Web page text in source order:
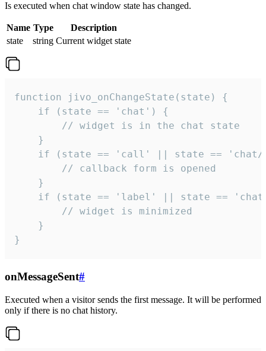
Is executed when chat window state has changed.
Name Type
Description
state
string Current widget state
function jivo_onChangeState(state) {
    if (state == 'chat') {
        // widget is in the chat state
    }
if (state == 'call' || state ==
        // callback form is opened
    }
if (state == 'label' || state ==
        // widget is minimized
    }
}
onMessageSent#
Executed when a visitor sends the first message. It will be performed
only if there is no chat history.